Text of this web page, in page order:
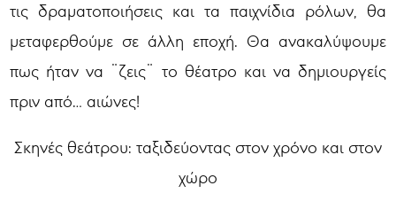
τις δραματοποιήσεις και τα παιχνίδια ρόλων, θα
μεταφερθούμε σε άλλη εποχή. Θα ανακαλύψουμε
πως ήταν να ¨ζεις¨ το θέατρο και να δημιουργείς
πριν από… αιώνες!
Σκηνές θεάτρου: ταξιδεύοντας στον χρόνο και στον
χώρο